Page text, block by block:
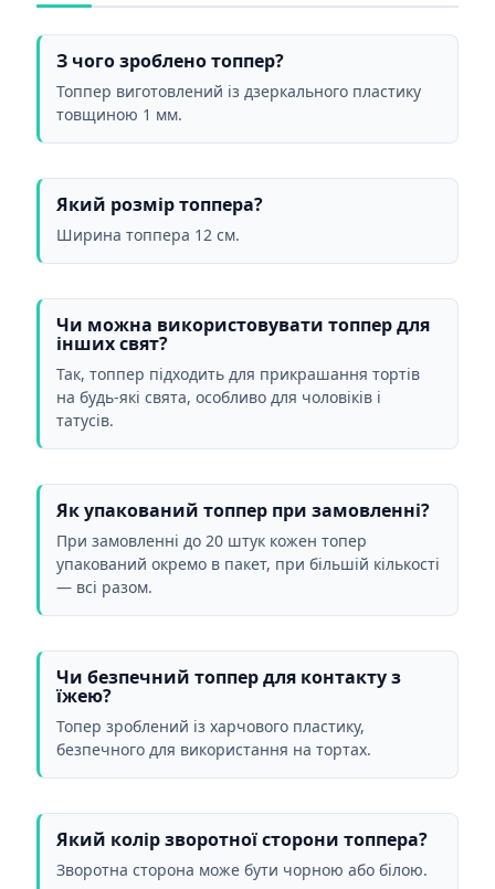
З чого зроблено топпер?
Топпер виготовлений із дзеркального пластику
товщиною 1 мм.
Який розмір топпера?
Ширина топпера 12 см.
Чи можна використовувати топпер для
інших свят?
Так, топпер підходить для прикрашання тортів
на будь-які свята, особливо для чоловіків і
татусів.
Як упакований топпер при замовленні?
При замовленні до 20 штук кожен топер
упакований окремо в пакет, при більшій кількості
— всі разом.
Чи безпечний топпер для контакту з
їжею?
Топер зроблений із харчового пластику,
безпечного для використання на тортах.
Який колір зворотної сторони топпера?
Зворотна сторона може бути чорною або білою.